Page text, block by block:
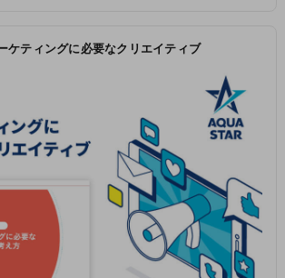
ケティングに必要なクリエイティブ